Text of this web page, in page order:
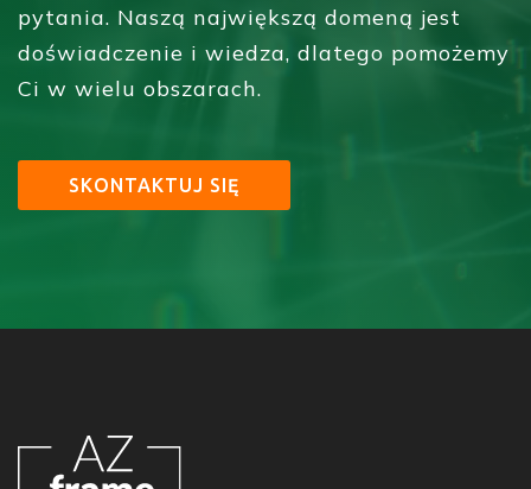
pytania. Naszą największą domeną jest
doświadczenie i wiedza, dlatego pomożemy
Ci w wielu obszarach.
SKONTAKTUJ SIĘ